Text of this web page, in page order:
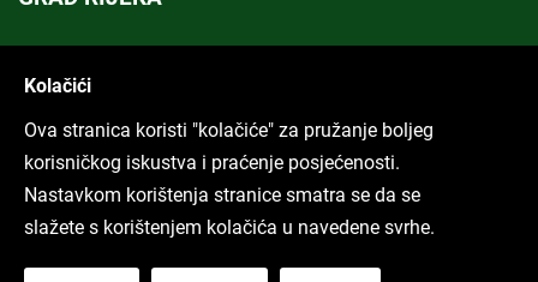
ARHIVA TEKSTOVA
Svi tekstovi
Kolačići
Ova stranica koristi "kolačiće" za pružanje boljeg
korisničkog iskustva i praćenje posjećenosti.
Nastavkom korištenja stranice smatra se da se
slažete s korištenjem kolačića u navedene svrhe.